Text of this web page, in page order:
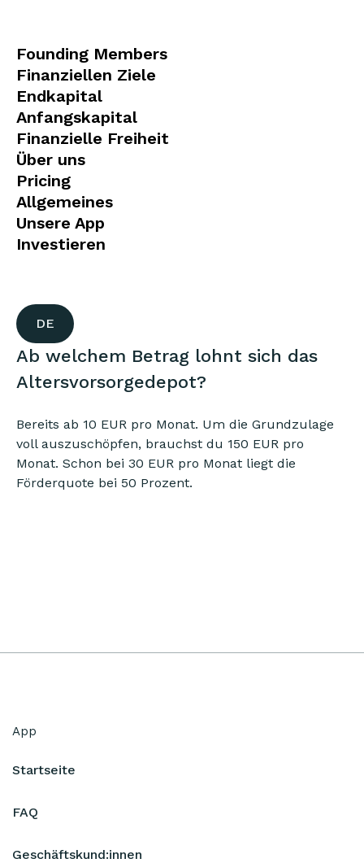
Founding Members
Finanziellen Ziele
Endkapital
Anfangskapital
Finanzielle Freiheit
Über uns
Pricing
Allgemeines
Unsere App
Investieren
DE
Ab welchem Betrag lohnt sich das
Altersvorsorgedepot?
Bereits ab 10 EUR pro Monat. Um die Grundzulage
voll auszuschöpfen, brauchst du 150 EUR pro
Monat. Schon bei 30 EUR pro Monat liegt die
Förderquote bei 50 Prozent.
App
Startseite
FAQ
Geschäftskund:innen